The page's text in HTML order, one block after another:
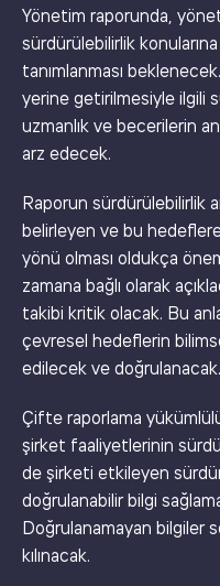
Yönetim raporunda,
sürdürülebilirlik
tanımlanması
yerine getirilmesiyle ilgili
uzmanlık ve becerilerin
arz edecek.
Raporun sürdürülebilirlik
belirleyen ve bu
yönü olması oldukça
zamana bağlı olarak
takibi kritik olacak. Bu
çevresel hedeflerin
edilecek ve
Çifte raporlama
şirket faaliyetlerinin
de şirketi etkileyen
doğrulanabilir bilgi
Doğrulanamayan bilgiler
kılınacak.